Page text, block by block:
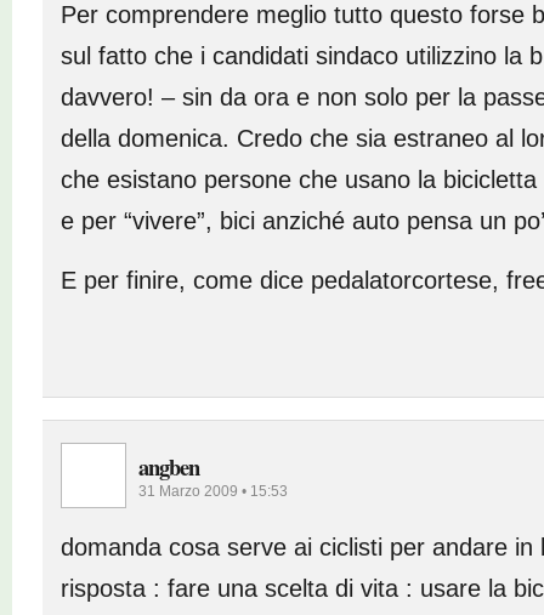
Per comprendere meglio tutto questo forse
sul fatto che i candidati sindaco utilizzino la
davvero! – sin da ora e non solo per la
della domenica. Credo che sia estraneo al
che esistano persone che usano la
e per “vivere”, bici anziché auto pensa un
E per finire, come dice pedalatorcortese,
angben
31 Marzo 2009 • 15:53
domanda cosa serve ai ciclisti per andare in
risposta : fare una scelta di vita : usare la